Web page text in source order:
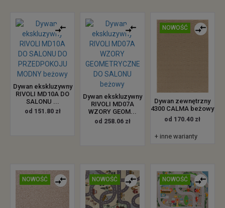
Dywan ekskluzywny
RIVOLI MD10A DO
SALONU ...
od 151.80 zł
Dywan ekskluzywny
RIVOLI MD07A
WZORY GEOM...
od 258.06 zł
NOWOŚĆ
Dywan zewnętrzny
4300 CALMA beżowy
od 170.40 zł
+ inne warianty
NOWOŚĆ NOWOŚĆ NOWOŚĆ